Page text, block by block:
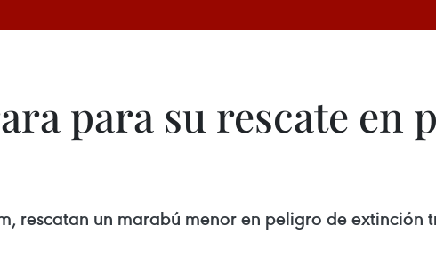
para su rescate en
rescatan un marabú menor en peligro de extinción